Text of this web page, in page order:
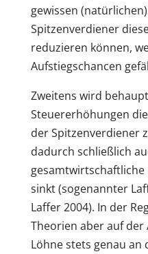
gewissen
Spitzenverdiener
reduzieren können,
Aufstiegschancen
Zweitens wird
Steuererhöhungen
der Spitzenverdiener
dadurch schließlich
gesamtwirtschaftliche
sinkt (sogenannter
Laffer 2004). In der
Theorien aber auf der
Löhne stets genau